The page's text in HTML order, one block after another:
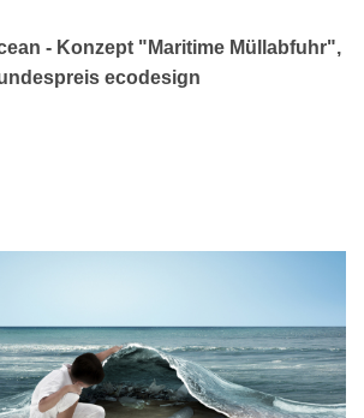
- Konzept "Maritime Müllabfuhr",
ecodesign